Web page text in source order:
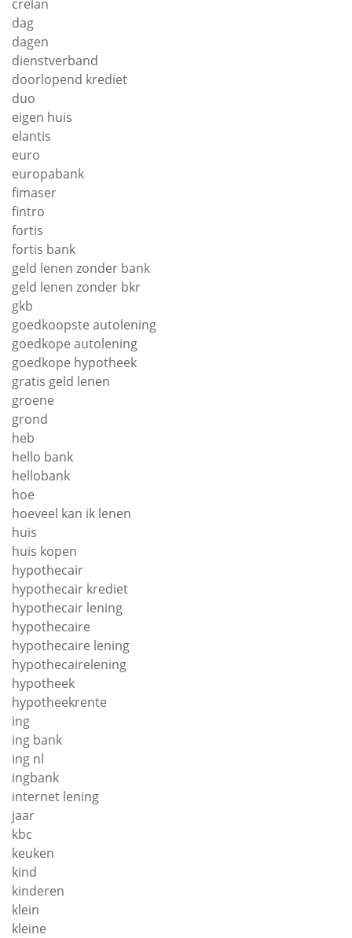
crelan
dag
dagen
dienstverband
doorlopend krediet
duo
eigen huis
elantis
euro
europabank
fimaser
fintro
fortis
fortis bank
geld lenen zonder bank
geld lenen zonder bkr
gkb
goedkoopste autolening
goedkope autolening
goedkope hypotheek
gratis geld lenen
groene
grond
heb
hello bank
hellobank
hoe
hoeveel kan ik lenen
huis
huis kopen
hypothecair
hypothecair krediet
hypothecair lening
hypothecaire
hypothecaire lening
hypothecairelening
hypotheek
hypotheekrente
ing
ing bank
ing nl
ingbank
internet lening
jaar
kbc
keuken
kind
kinderen
klein
kleine